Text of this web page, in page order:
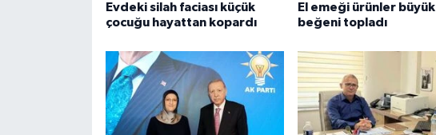
Evdeki silah faciası küçük
çocuğu hayattan kopardı
El emeği ürünler büyük
beğeni topladı